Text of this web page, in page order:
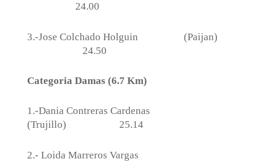
24.00
3.-Jose Colchado Holguin
(Paijan)
24.50
Categoria Damas (6.7 Km)
1.-Dania Contreras Cardenas
(Trujillo)
25.14
2.- Loida Marreros Vargas